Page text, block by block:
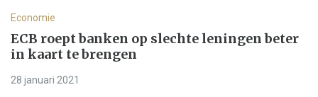
Economie
ECB roept banken op slechte leningen beter
in kaart te brengen
28 januari 2021